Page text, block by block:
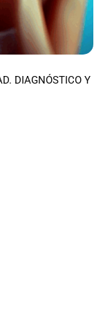
DIAGNÓSTICO Y